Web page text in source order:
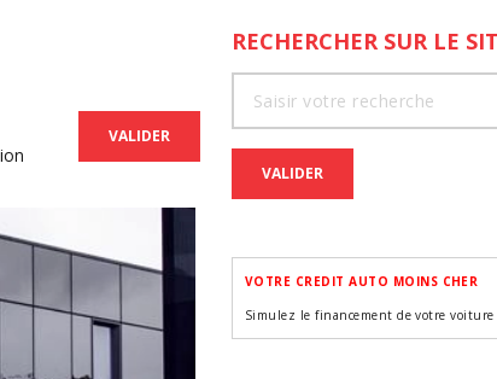
VALIDER
RECHERCHER SUR LE
VALIDER
VOTRE CREDIT AUTO MOINS CHER
Simulez le financement de votre voiture